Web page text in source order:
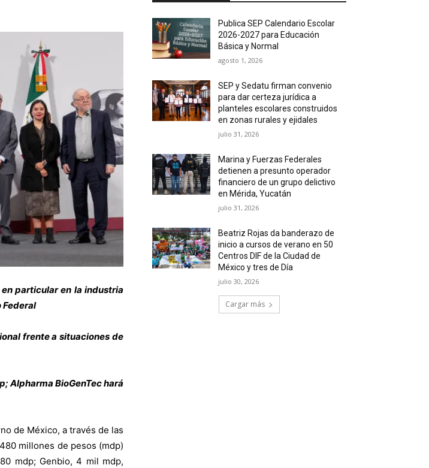
particular en la industria
Federal
frente a situaciones de
Alpharma BioGenTec hará
de México, a través de las
millones de pesos (mdp)
mdp; Genbio, 4 mil mdp,
Publica SEP Calendario Escolar
2026-2027 para Educación
Básica y Normal
agosto 1, 2026
SEP y Sedatu firman convenio
para dar certeza jurídica a
planteles escolares construidos
en zonas rurales y ejidales
julio 31, 2026
Marina y Fuerzas Federales
detienen a presunto operador
financiero de un grupo delictivo
en Mérida, Yucatán
julio 31, 2026
Beatriz Rojas da banderazo de
inicio a cursos de verano en 50
Centros DIF de la Ciudad de
México y tres de Día
julio 30, 2026
Cargar más